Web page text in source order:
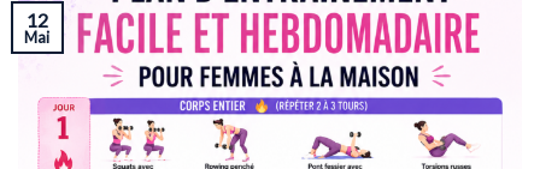
12
Mai